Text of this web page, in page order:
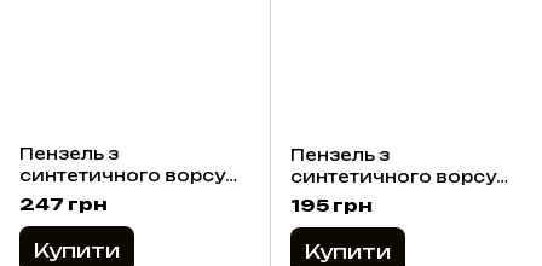
Пензель з
синтетичного ворсу
Vallejo - Detail № 4
247 грн
Купити
Пензель з
синтетичного ворсу
Vallejo - Detail № 2/0
195 грн
Купити